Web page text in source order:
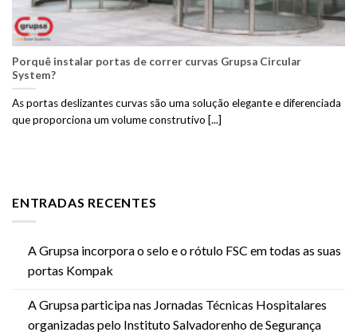
ENTRADAS RECENTES
A Grupsa incorpora o selo e o rótulo FSC em todas as suas
portas Kompak
A Grupsa participa nas Jornadas Técnicas Hospitalares
organizadas pelo Instituto Salvadorenho de Segurança
Porquê instalar portas de correr curvas Grupsa Circular
System?
As portas deslizantes curvas são uma solução elegante e diferenciada
que proporciona um volume construtivo [...]